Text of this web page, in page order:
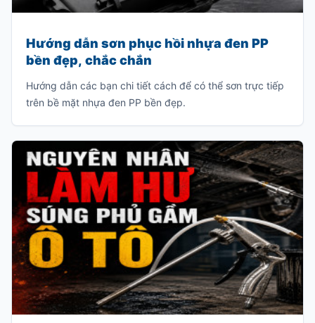
Hướng dẫn sơn phục hồi nhựa đen PP
bền đẹp, chắc chắn
Hướng dẫn các bạn chi tiết cách để có thể sơn trực tiếp
trên bề mặt nhựa đen PP bền đẹp.